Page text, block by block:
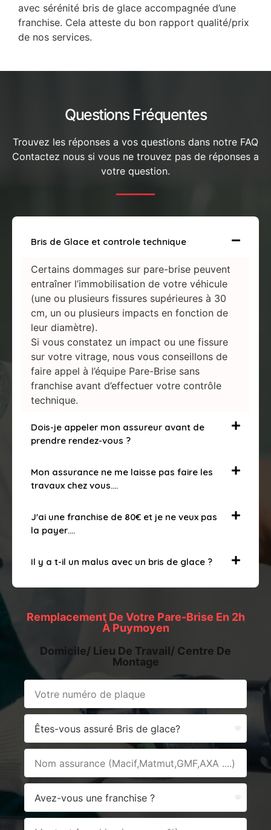
avec sérénité bris de glace accompagnée d’une
franchise. Cela atteste du bon rapport qualité/prix
de nos services.
Questions Fréquentes
Trouvez les réponses a vos questions dans notre FAQ
Contactez nous si vous ne trouvez pas de réponses a
votre question.
Bris de Glace et controle technique
Certains dommages sur pare-brise peuvent
entraîner l’immobilisation de votre véhicule
(une ou plusieurs fissures supérieures à 30
cm, un ou plusieurs impacts en fonction de
leur diamètre).
Si vous constatez un impact ou une fissure
sur votre vitrage, nous vous conseillons de
faire appel à l’équipe Pare-Brise sans
franchise avant d’effectuer votre contrôle
technique.
Dois-je appeler mon assureur avant de
prendre rendez-vous ?
Mon assurance ne me laisse pas faire les
travaux chez vous….
J'ai une franchise de 80€ et je ne veux pas
la payer….
Il y a t-il un malus avec un bris de glace ?
Remplacement De Votre Pare-Brise En 2h
À Puymoyen
Domicile/ Lieu De Travail/ Centre De
Montage